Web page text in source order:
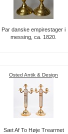
Par danske empirestager i
messing, ca. 1820.
Osted Antik & Design
Sæt Af To Høje Trearmet